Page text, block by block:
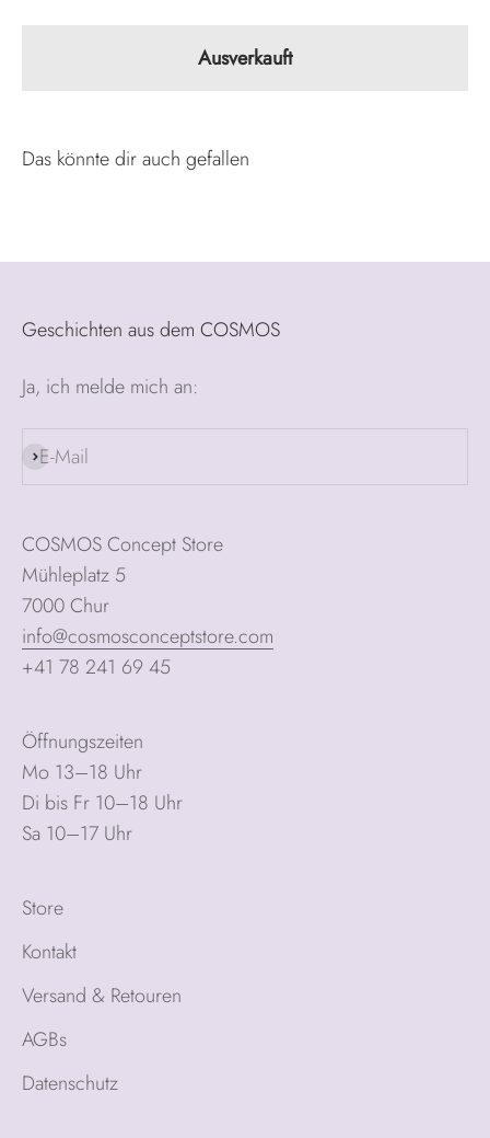
Ausverkauft
Geschichten aus dem COSMOS
Ja, ich melde mich an:
E-Mail
Abonnieren
COSMOS Concept Store
Mühleplatz 5
7000 Chur
info@cosmosconceptstore.com
+41 78 241 69 45
Öffnungszeiten
Mo 13–18 Uhr
Di bis Fr 10–18 Uhr
Sa 10–17 Uhr
Store
Kontakt
Versand & Retouren
AGBs
Datenschutz